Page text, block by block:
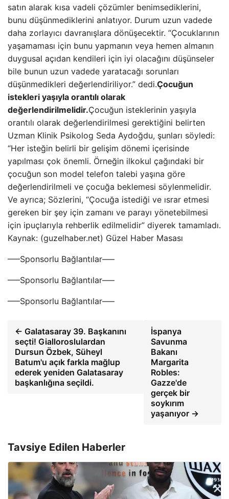
satın alarak kısa vadeli çözümler benimsediklerini,
bunu düşünmediklerini anlatıyor. Durum uzun vadede
daha zorlayıcı davranışlara dönüşecektir. “Çocuklarının
yaşamaması için bunu yapmanın veya hemen almanın
duygusal açıdan kendileri için iyi olacağını düşünseler
bile bunun uzun vadede yaratacağı sorunları
düşünmedikleri değerlendiriliyor.” dedi.Çocuğun
istekleri yaşıyla orantılı olarak
değerlendirilmelidir.Çocuğun isteklerinin yaşıyla
orantılı olarak değerlendirilmesi gerektiğini belirten
Uzman Klinik Psikolog Seda Aydoğdu, şunları söyledi:
“Her isteğin belirli bir gelişim dönemi içerisinde
yapılması çok önemli. Örneğin ilkokul çağındaki bir
çocuğun son model telefon talebi yaşına göre
değerlendirilmeli ve çocuğa beklemesi söylenmelidir.
Ve ayrıca; Sözlerini, “Çocuğa istediği ve ısrar etmesi
gereken bir şey için zamanı ve parayı yönetebilmesi
için ipuçlarıyla rehberlik edilmelidir” diyerek tamamladı.
Kaynak: (guzelhaber.net) Güzel Haber Masası
—–Sponsorlu Bağlantılar—–
—–Sponsorlu Bağlantılar—–
—–Sponsorlu Bağlantılar—–
← Galatasaray 39. Başkanını
seçti! Gialloroslulardan
Dursun Özbek, Süheyl
Batum'u açık farkla mağlup
ederek yeniden Galatasaray
başkanlığına seçildi.
İspanya
Savunma
Bakanı
Margarita
Robles:
Gazze'de
gerçek bir
soykırım
yaşanıyor →
Tavsiye Edilen Haberler